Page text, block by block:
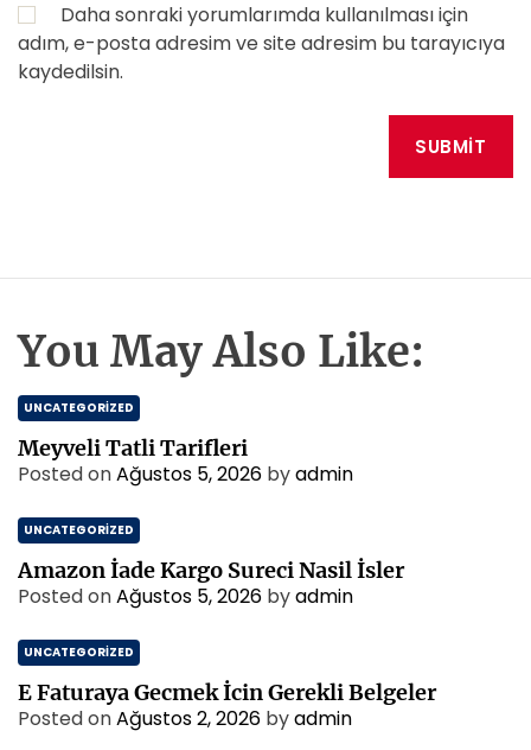
Daha sonraki yorumlarımda kullanılması için
adım, e-posta adresim ve site adresim bu tarayıcıya
kaydedilsin.
You May Also Like:
UNCATEGORIZED
Meyveli Tatli Tarifleri
Posted onAğustos 5, 2026 byadmin
UNCATEGORIZED
Amazon İade Kargo Sureci Nasil İsler
Posted onAğustos 5, 2026 byadmin
UNCATEGORIZED
E Faturaya Gecmek İcin Gerekli Belgeler
Posted onAğustos 2, 2026 byadmin